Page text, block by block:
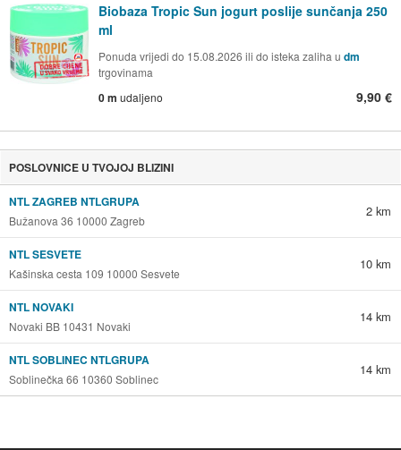
Biobaza Tropic Sun jogurt poslije sunčanja 250
ml
Ponuda vrijedi do 15.08.2026 ili do isteka zaliha u dm
trgovinama
0 m udaljeno 9,90 €
POSLOVNICE U TVOJOJ BLIZINI
NTL ZAGREB NTLGRUPA
Bužanova 36 10000 Zagreb
2 km
NTL SESVETE
Kašinska cesta 109 10000 Sesvete
10 km
NTL NOVAKI
Novaki BB 10431 Novaki
14 km
NTL SOBLINEC NTLGRUPA
Soblinečka 66 10360 Soblinec
14 km